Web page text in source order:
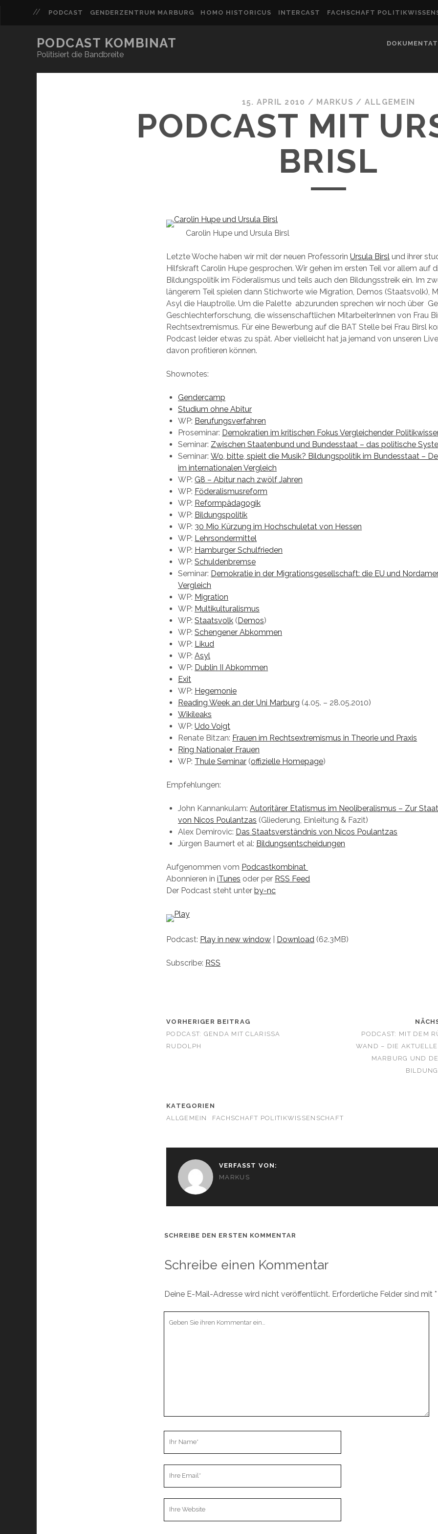
PODCAST GENDERZENTRUM MARBURG HOMO HISTORICUS INTERCAST FACHSCHAFT
PODCAST KOMBINAT
Politisiert die Bandbreite
15. APRIL 2010 / MARKUS / ALLGEMEIN
PODCAST MIT
BRISL
Carolin Hupe und Ursula Birsl
Letzte Woche haben wir mit der neuen ProfessorinUrsula Birsl und ihrer
Hilfskraft Carolin Hupe gesprochen. Wir gehen im ersten Teil vor allem auf
Bildungspolitik im Föderalismus und teils auch den Bildungsstreik ein. Im
längerem Teil spielen dann Stichworte wie Migration, Demos (Staatsvolk),
Asyl die Hauptrolle. Um die Palette abzurunden sprechen wir noch über
Geschlechterforschung, die wissenschaftlichen MitarbeiterInnen von Frau
Rechtsextremismus. Für eine Bewerbung auf die BAT Stelle bei Frau Birsl
Podcast leider etwas zu spät. Aber vielleicht hat ja jemand von unseren
davon profitieren können.
Shownotes:
Gendercamp
Studium ohne Abitur
WP: Berufungsverfahren
Proseminar: Demokratien im kritischen Fokus Vergleichender
Seminar: Zwischen Staatenbund und Bundesstaat – das politische
Seminar:Wo, bitte, spielt die Musik? Bildungspolitik im Bundesstaat –
im internationalen Vergleich
WP: G8 – Abitur nach zwölf Jahren
WP: Föderalismusreform
WP: Reformpädagogik
WP: Bildungspolitik
WP: 30 Mio Kürzung im Hochschuletat von Hessen
WP: Lehrsondermittel
WP: Hamburger Schulfrieden
WP:Schuldenbremse
Seminar: Demokratie in der Migrationsgesellschaft: die EU und
Vergleich
WP: Migration
WP: Multikulturalismus
WP:Staatsvolk (Demos)
WP:Schengener Abkommen
WP: Likud
WP:Asyl
WP: Dublin II Abkommen
Exit
WP: Hegemonie
Reading Week an der Uni Marburg (4.05. – 28.05.2010)
Wikileaks
WP:Udo Voigt
Renate Bitzan: Frauen im Rechtsextremismus in Theorie und Praxis
Ring Nationaler Frauen
WP: Thule Seminar (offizielle Homepage)
Empfehlungen:
John Kannankulam:Autoritärer Etatismus im Neoliberalismus – Zur
von Nicos Poulantzas (Gliederung, Einleitung & Fazit)
Alex Demirovic: Das Staatsverständnis von Nicos Poulantzas
Jürgen Baumert et al: Bildungsentscheidungen
Aufgenommen vom Podcastkombinat
Abonnieren iniTunes oder per RSS Feed
Der Podcast steht unterby-nc
Podcast: Play in new window Download (62.3MB)
Subscribe: RSS
VORHERIGER BEITRAG
PODCAST: GENDA MIT CLARISSA
RUDOLPH
PODCAST: MIT DEM
WAND – DIE
MARBURG UND
KATEGORIEN
ALLGEMEIN
FACHSCHAFT POLITIKWISSENSCHAFT
VERFASST VON:
MARKUS
SCHREIBE DEN ERSTEN KOMMENTAR
Schreibe einen Kommentar
Deine E-Mail-Adresse wird nicht veröffentlicht. Erforderliche Felder sind mit *